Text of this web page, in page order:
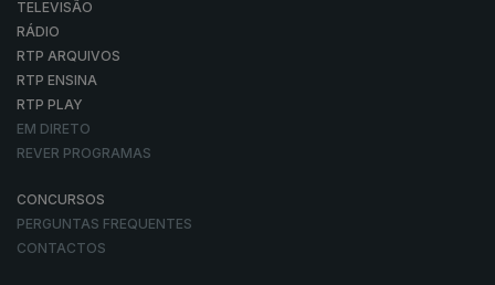
TELEVISÃO
RÁDIO
RTP ARQUIVOS
RTP ENSINA
RTP PLAY
EM DIRETO
REVER PROGRAMAS
CONCURSOS
PERGUNTAS FREQUENTES
CONTACTOS